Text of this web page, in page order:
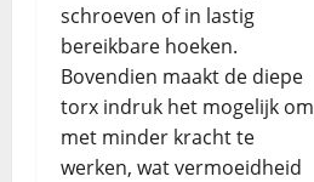
schroeven of in lastig
bereikbare hoeken.
Bovendien maakt de diepe
torx indruk het mogelijk om
met minder kracht te
werken, wat vermoeidheid